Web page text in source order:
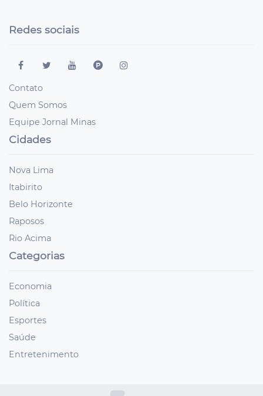
Redes sociais
Contato
Quem Somos
Equipe Jornal Minas
Cidades
Nova Lima
Itabirito
Belo Horizonte
Raposos
Rio Acima
Categorias
Economia
Política
Esportes
Saúde
Entretenimento